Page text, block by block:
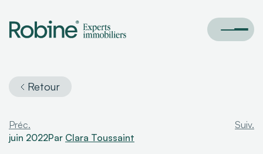
Retour
juin 2022Par Clara Toussaint
Préc. Suiv.